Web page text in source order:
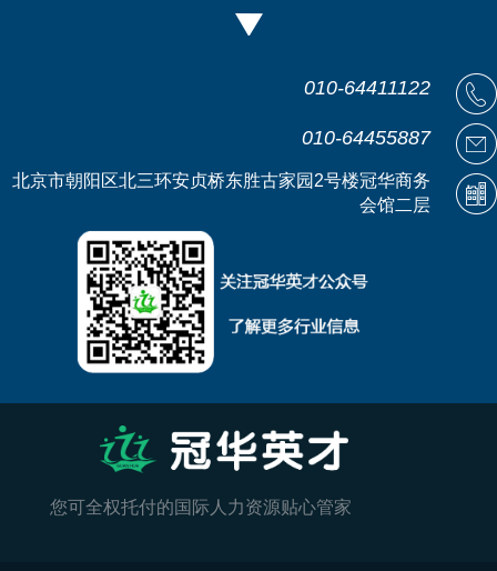
010-64411122
010-64455887
北京市朝阳区北三环安贞桥东胜古家园2号楼冠华商务
会馆二层
您可全权托付的国际人力资源贴心管家